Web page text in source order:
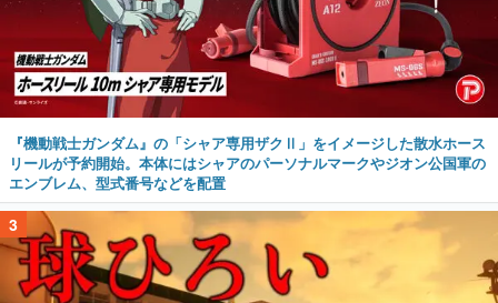
『機動戦士ガンダム』の「シャア専用ザクⅡ」をイメージした散水ホース
リールが予約開始。本体にはシャアのパーソナルマークやジオン公国軍の
エンブレム、型式番号などを配置
3